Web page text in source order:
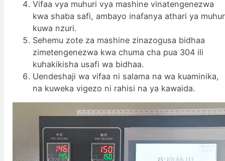
Vifaa vya muhuri vya mashine vinatengenezwa
kwa shaba safi, ambayo inafanya athari ya
kuwa nzuri.
Sehemu zote za mashine zinazogusa bidhaa
zimetengenezwa kwa chuma cha pua 304 ili
kuhakikisha usafi wa bidhaa.
Uendeshaji wa vifaa ni salama na wa kuaminika,
na kuweka vigezo ni rahisi na ya kawaida.